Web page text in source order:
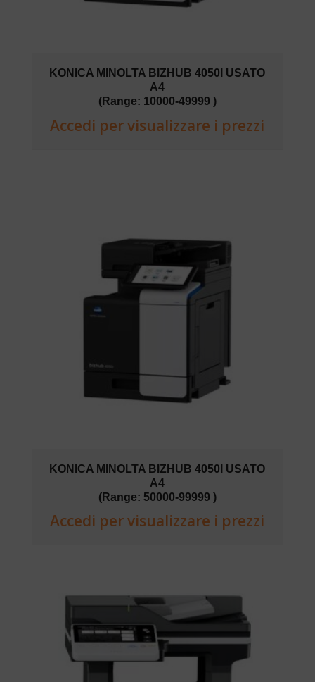
KONICA MINOLTA BIZHUB 4050I USATO
A4
(Range: 10000-49999 )
Accedi per visualizzare i prezzi
KONICA MINOLTA BIZHUB 4050I USATO
A4
(Range: 50000-99999 )
Accedi per visualizzare i prezzi